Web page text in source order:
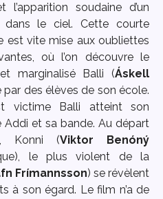
soudaine d’un
dans le ciel. Cette courte
est vite mise aux oubliettes
où l’on découvre le
marginalisé Balli (Áskell
par des élèves de son école.
victime Balli atteint son
Addi et sa bande. Au départ
Konni (Viktor Benóný
le plus violent de la
Frímannsson) se révèlent
à son égard. Le film n’a de